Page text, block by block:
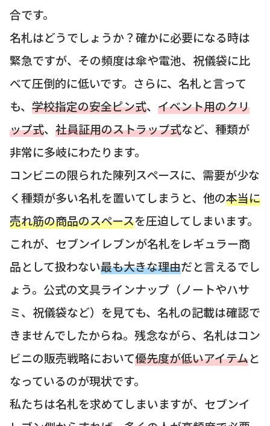
合です。
名札はどうでしょうか？確かに必要になる時は
緊急ですが、その頻度は傘や電池、祝儀袋に比
べて圧倒的に低いです。さらに、名札と言って
も、 学校指定の安全ピン式、 イベント用のクリ
ップ式、 社員証用のストラップ式など、種類が
非常に多岐にわたります。
コンビニの限られた陳列スペースに、需要が少な
く種類が多い名札を置いてしまうと、他の本当に
売れ筋の商品のスペースを圧迫してしまいます。
これが、セブンイレブンが名札をレギュラー商
品として扱わない最も大きな理由だと言えるでし
ょう。公式の文具ラインナップ（ノートやハサ
ミ、祝儀袋など）を見ても、名札の記載は確認で
きませんでしたからね。残念ながら、名札はコン
ビニの販売戦略において優先度が低いアイテムと
なっているのが現状です。
私たちは名札を求めてしまいますが、セブンイ